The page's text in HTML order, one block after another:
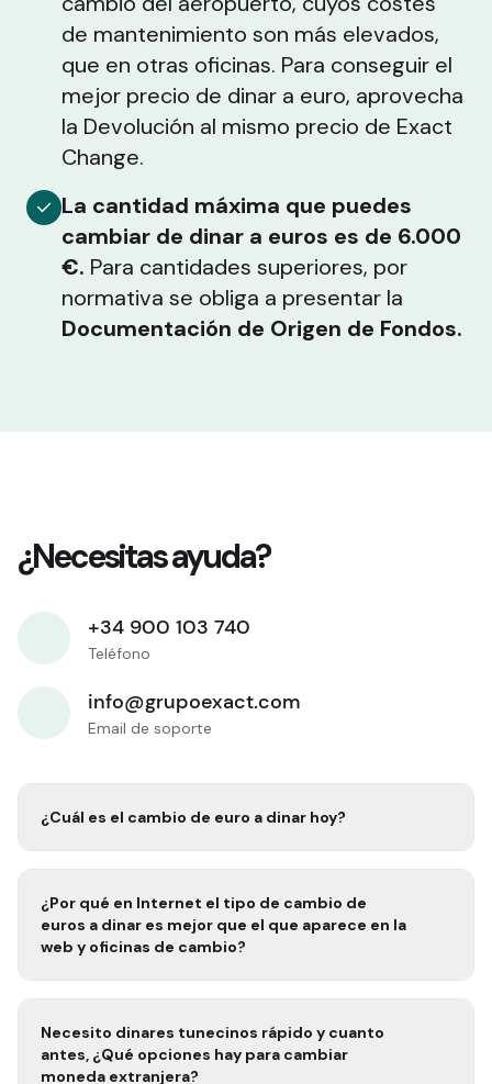
de mantenimiento son más elevados,
que en otras oficinas. Para conseguir el
mejor precio de dinar a euro, aprovecha
la Devolución al mismo precio de Exact
Change.
La cantidad máxima que puedes
cambiar de dinar a euros es de 6.000
€. Para cantidades superiores, por
normativa se obliga a presentar la
Documentación de Origen de Fondos.
¿Necesitas ayuda?
+34 900 103 740
Teléfono
info@grupoexact.com
Email de soporte
¿Cuál es el cambio de euro a dinar hoy?
¿Por qué en Internet el tipo de cambio de
euros a dinar es mejor que el que aparece en la
web y oficinas de cambio?
Necesito dinares tunecinos rápido
antes, ¿Qué opciones hay para cambiar
moneda extranjera?